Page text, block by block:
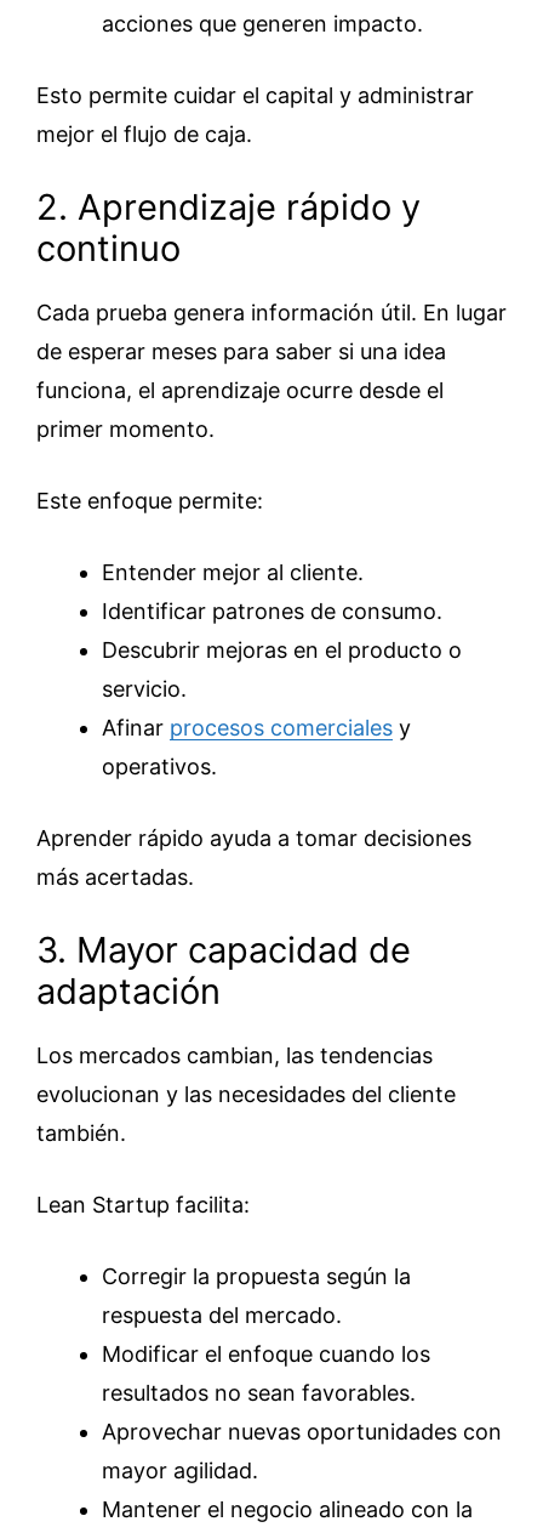
acciones que generen impacto.
Esto permite cuidar el capital y administrar
mejor el flujo de caja.
2. Aprendizaje rápido y
continuo
Cada prueba genera información útil. En lugar
de esperar meses para saber si una idea
funciona, el aprendizaje ocurre desde el
primer momento.
Este enfoque permite:
Entender mejor al cliente.
Identificar patrones de consumo.
Descubrir mejoras en el producto o
servicio.
Afinar procesos comerciales y
operativos.
Aprender rápido ayuda a tomar decisiones
más acertadas.
3. Mayor capacidad de
adaptación
Los mercados cambian, las tendencias
evolucionan y las necesidades del cliente
también.
Lean Startup facilita:
Corregir la propuesta según la
respuesta del mercado.
Modificar el enfoque cuando los
resultados no sean favorables.
Aprovechar nuevas oportunidades con
mayor agilidad.
Mantener el negocio alineado con la